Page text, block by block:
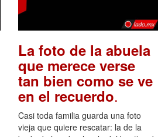
La foto de la abuela
que merece verse
tan bien como se ve
en el recuerdo.
Casi toda familia guarda una foto
vieja que quiere rescatar: la de la